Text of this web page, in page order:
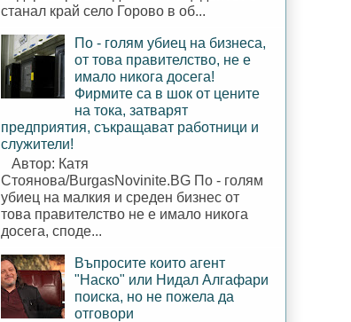
станал край село Горово в об...
По - голям убиец на бизнеса,
от това правителство, не е
имало никога досега!
Фирмите са в шок от цените
на тока, затварят
предприятия, съкращават работници и
служители!
Автор: Катя
Стоянова/BurgasNovinite.BG По - голям
убиец на малкия и среден бизнес от
това правителство не е имало никога
досега, споде...
Въпросите които агент
"Наско" или Нидал Алгафари
поиска, но не пожела да
отговори